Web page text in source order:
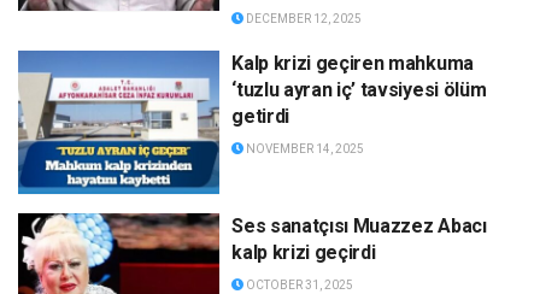
DECEMBER 12, 2025
Kalp krizi geçiren mahkuma
‘tuzlu ayran iç’ tavsiyesi ölüm
getirdi
NOVEMBER 14, 2025
Ses sanatçısı Muazzez Abacı
kalp krizi geçirdi
OCTOBER 31, 2025